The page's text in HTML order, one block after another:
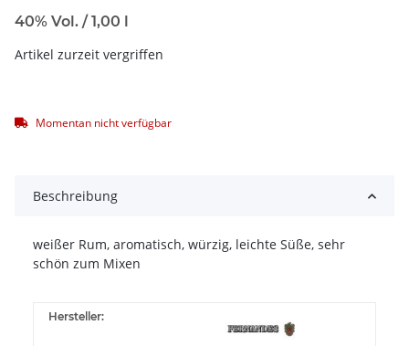
40% Vol. / 1,00 l
Artikel zurzeit vergriffen
Momentan nicht verfügbar
Beschreibung
weißer Rum, aromatisch, würzig, leichte Süße, sehr
schön zum Mixen
Hersteller: